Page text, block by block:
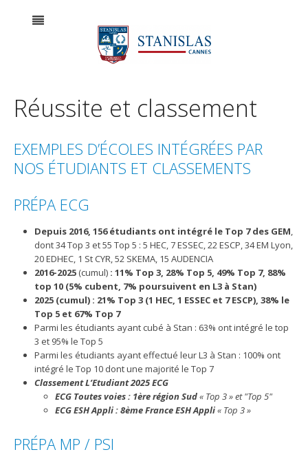
Réussite et classement
EXEMPLES D’ÉCOLES INTÉGRÉES PAR
NOS ÉTUDIANTS ET CLASSEMENTS
PRÉPA ECG
Depuis 2016, 156 étudiants ont intégré le Top 7 des GEM
dont 34 Top 3 et 55 Top 5 : 5 HEC, 7 ESSEC, 22 ESCP, 34 EM Lyon,
20 EDHEC, 1 St CYR, 52 SKEMA, 15 AUDENCIA
2016-2025 (cumul) : 11% Top 3, 28% Top 5, 49% Top 7, 88%
top 10 (5% cubent, 7% poursuivent en L3 à Stan)
2025 (cumul) : 21% Top 3 (1 HEC, 1 ESSEC et 7 ESCP), 38% le
Top 5 et 67% Top 7
Parmi les étudiants ayant cubé à Stan : 63% ont intégré le top
3 et 95% le Top 5
Parmi les étudiants ayant effectué leur L3 à Stan : 100% ont
intégré le Top 10 dont une majorité le Top 7
Classement L’Etudiant 2025 ECG
ECG Toutes voies : 1ère région Sud« Top 3 » et "Top 5"
ECG ESH Appli : 8ème France ESH Appli« Top 3 »
PRÉPA MP / PSI